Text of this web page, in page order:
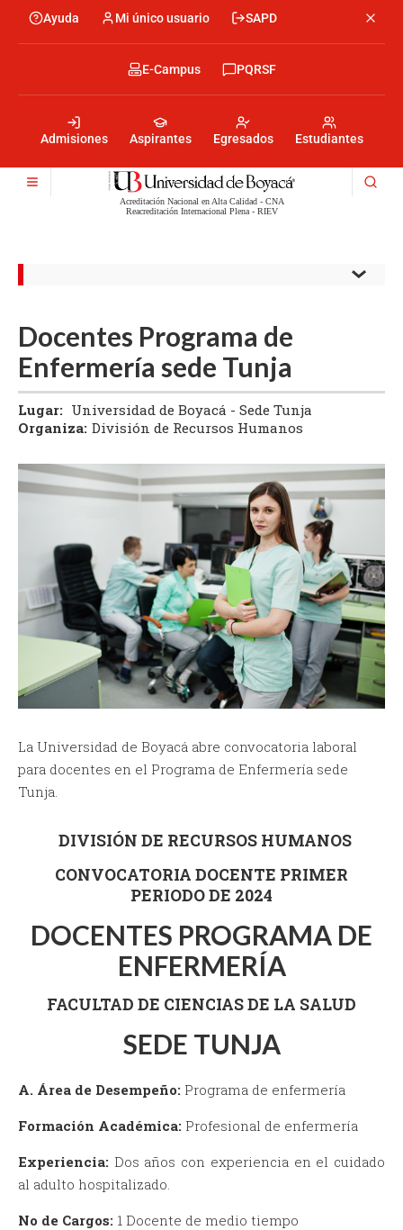
main
Menu
encabezado
Ayuda Mi único usuario SAPD
encabezado
Admisiones Aspirantes Egresados Estudiantes
Menu
encabezado
-
Derecha
E-Campus PQRSF
Menú
Acreditación Nacional en Alta Calidad - CNA
Reacreditación Internacional Plena - RIEV
Docentes Programa de
Enfermería sede Tunja
Lugar: Universidad de Boyacá - Sede Tunja
Organiza: División de Recursos Humanos
La Universidad de Boyacá abre convocatoria laboral
para docentes en el Programa de Enfermería sede
Tunja.
DIVISIÓN DE RECURSOS HUMANOS
CONVOCATORIA DOCENTE PRIMER
PERIODO DE 2024
DOCENTES PROGRAMA DE
ENFERMERÍA
FACULTAD DE CIENCIAS DE LA SALUD
SEDE TUNJA
A. Área de Desempeño: Programa de enfermería
Formación Académica: Profesional de enfermería
Experiencia: Dos años con experiencia en el cuidado
al adulto hospitalizado.
No de Cargos: 1 Docente de medio tiempo